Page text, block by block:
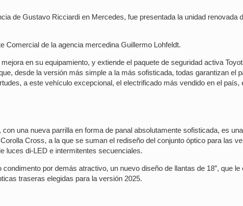
de Gustavo Ricciardi en Mercedes, fue presentada la unidad renovada
Comercial de la agencia mercedina Guillermo Lohfeldt.
en su equipamiento, y extiende el paquete de seguridad activa
desde la versión más simple a la más sofisticada, todas garantizan el
a este vehículo excepcional, el electrificado más vendido en el país,
una nueva parrilla en forma de panal absolutamente sofisticada, es
Cross, a la que se suman el rediseño del conjunto óptico para las
luces di-LED e intermitentes secuenciales.
por demás atractivo, un nuevo diseño de llantas de 18”, que le
traseras elegidas para la versión 2025.